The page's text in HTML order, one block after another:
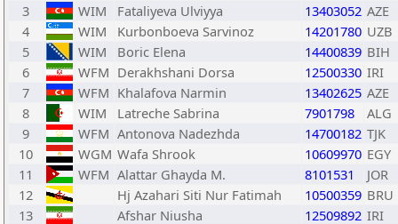
3
WIM Fataliyeva Ulviyya 13403052 AZE
4
WIM Kurbonboeva Sarvinoz 14201780 UZB
5
WIM Boric Elena 14400839 BIH
6
WFM Derakhshani Dorsa 12500330 IRI
7
WFM Khalafova Narmin 13402625 AZE
8
WIM Latreche Sabrina 7901798
ALG
9
WFM Antonova Nadezhda 14700182 TJK
10
WGM Wafa Shrook 10609970 EGY
11
WFM Alattar Ghayda M. 8101531
JOR
12
Hj Azahari Siti Nur Fatimah 10500359 BRU
13
Afshar Niusha 12509892 IRI